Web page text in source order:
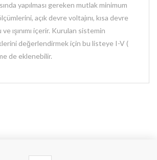
yapılması gereken mutlak minimum
açık devre voltajını, kısa devre
ve ışınımı içerir. Kurulan sistemin
değerlendirmek için bu listeye I-V (
de eklenebilir.